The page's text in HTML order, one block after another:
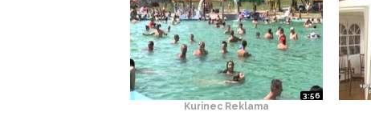
3:56
Kurinec Reklama